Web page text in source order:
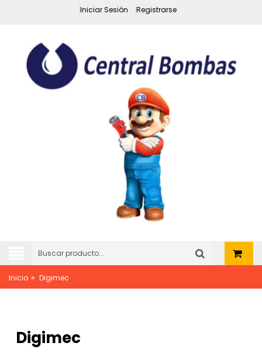
Iniciar Sesión Registrarse
Inicio » Digimec
Digimec